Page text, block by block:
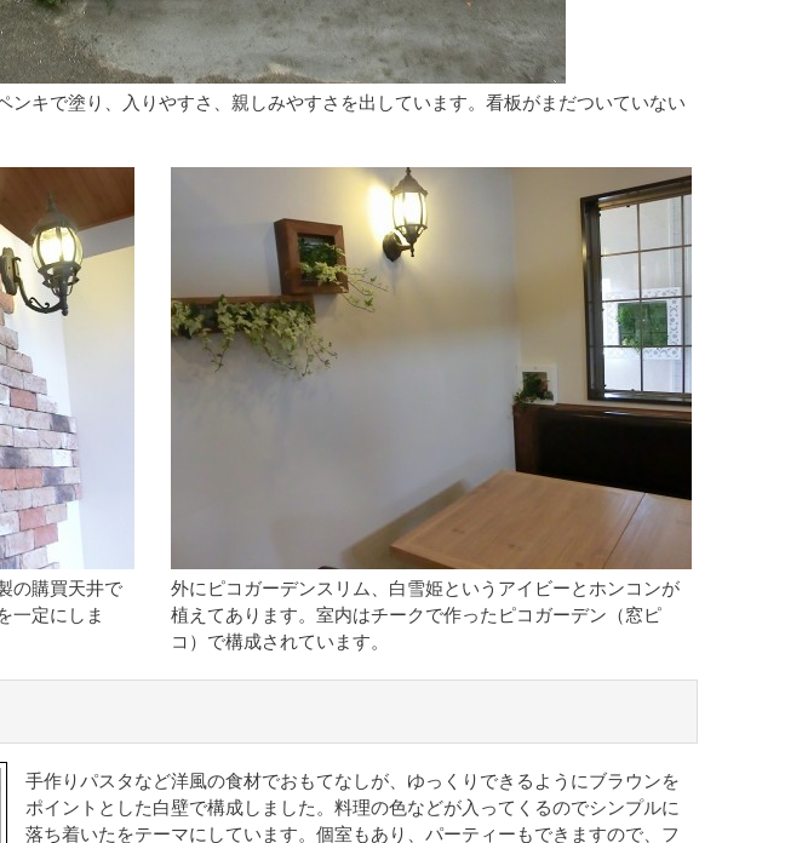
ンキで塗り、入りやすさ、親しみやすさを出しています。看板がまだついていない
の購買天井で
一定にしま
外にピコガーデンスリム、白雪姫というアイビーとホンコンが
植えてあります。室内はチークで作ったピコガーデン（窓ピ
コ）で構成されています。
手作りパスタなど洋風の食材でおもてなしが、ゆっくりできるようにブラウンを
ポイントとした白壁で構成しました。料理の色などが入ってくるのでシンプルに
落ち着いたをテーマにしています。個室もあり、パーティーもできますので、フ